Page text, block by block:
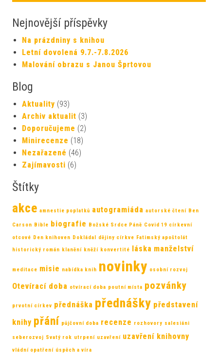
Nejnovější příspěvky
Na prázdniny s knihou
Letní dovolená 9.7.-7.8.2026
Malování obrazu s Janou Šprtovou
Blog
Aktuality (93)
Archiv aktualit (3)
Doporučujeme (2)
Minirecenze (18)
Nezařazené (46)
Zajímavosti (6)
Štítky
akce amnestie poplatků autogramiáda autorské čtení Ben
Carson Bible biografie Božské Srdce Páně Covid 19 církevní
otcové Den knihoven Dokládal dějiny církve Fatimský apoštolát
historický román klanění kněží konvertité láska manželství
meditace misie nabídka knih novinky osobní rozvoj
Otevírací doba otvírací doba poutní místa pozvánky
prvotní církev přednáška přednášky představení
knihy přání půjčovní doba recenze rozhovory salesiáni
seberozvoj Svatý rok utrpení uzavření uzavření knihovny
vládní opatření úspěch a víra